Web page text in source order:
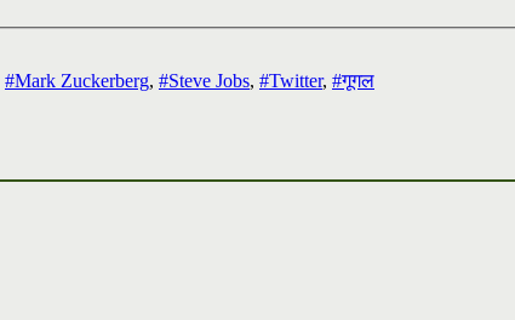
#Mark Zuckerberg, #Steve Jobs, #Twitter, #गूगल